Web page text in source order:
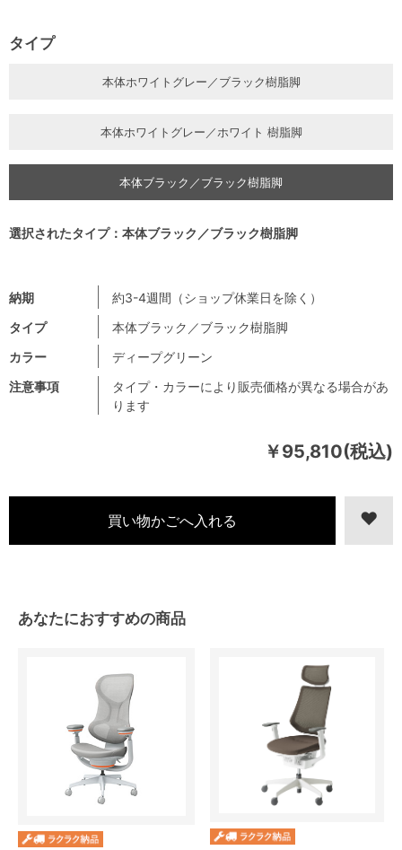
￥95,810(税込)
注意事項
タイプ・カラーにより販売価格が異なる場合があ
ります
納期
約3-4週間（ショップ休業日を除く）
タイプ
本体ブラック／ブラック樹脂脚
カラー
ディープグリーン
タイプ
本体ホワイトグレー／ブラック樹脂脚
本体ホワイトグレー／ホワイト 樹脂脚
本体ブラック／ブラック樹脂脚
選択されたタイプ：本体ブラック／ブラック樹脂脚
あなたにおすすめの商品